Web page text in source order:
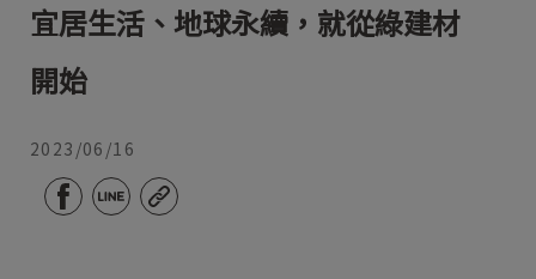
宜居生活、地球永續，就從綠建材
開始
2023/06/16